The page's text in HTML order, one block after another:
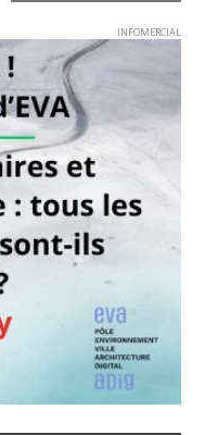
INFOMERCIAL